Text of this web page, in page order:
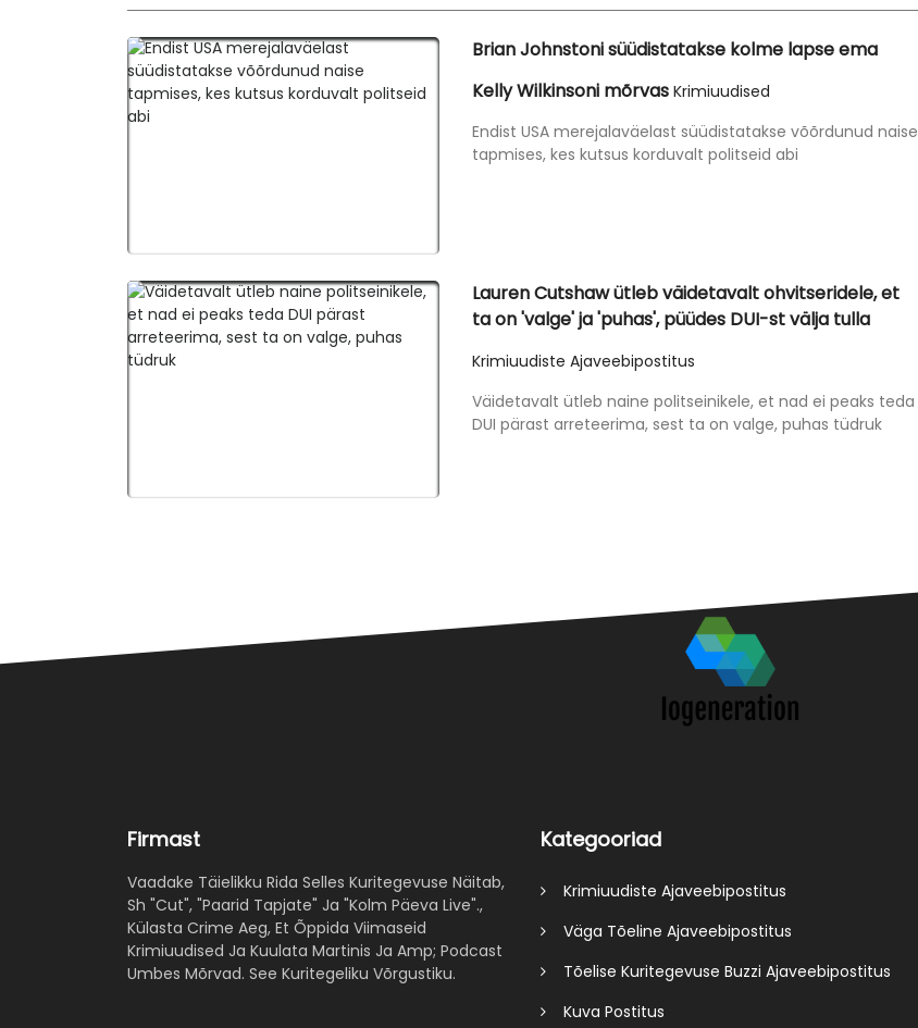
Brian Johnstoni süüdistatakse kolme lapse ema
Kelly Wilkinsoni mõrvas Krimiuudised
Endist USA merejalaväelast süüdistatakse võõrdunud naise
tapmises, kes kutsus korduvalt politseid abi
Lauren Cutshaw ütleb väidetavalt ohvitseridele, et
ta on 'valge' ja 'puhas', püüdes DUI-st välja tulla
Krimiuudiste Ajaveebipostitus
Väidetavalt ütleb naine politseinikele, et nad ei peaks teda
DUI pärast arreteerima, sest ta on valge, puhas tüdruk
Firmast
Vaadake Täielikku Rida Selles Kuritegevuse Näitab,
Sh "Cut", "Paarid Tapjate" Ja "Kolm Päeva Live".,
Külasta Crime Aeg, Et Õppida Viimaseid
Krimiuudised Ja Kuulata Martinis Ja Amp; Podcast
Umbes Mõrvad. See Kuritegeliku Võrgustiku.
Kategooriad
Krimiuudiste Ajaveebipostitus
Väga Tõeline Ajaveebipostitus
Tõelise Kuritegevuse Buzzi Ajaveebipostitus
Kuva Postitus